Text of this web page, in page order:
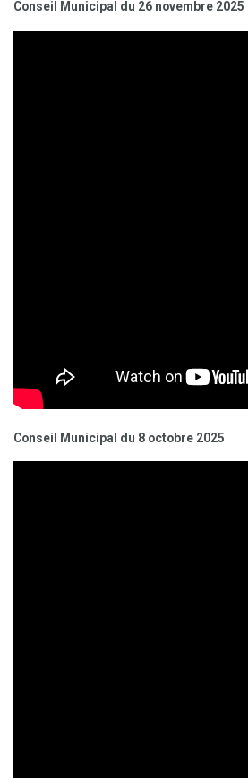
Conseil Municipal du 26 novembre 2025
Conseil Municipal du 8 octobre 2025